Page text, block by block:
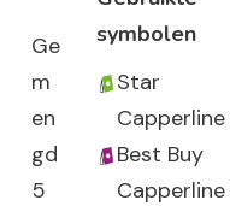
Ge
m
en
gd
5
symbolen
Star
Capperline
Best Buy
Capperline